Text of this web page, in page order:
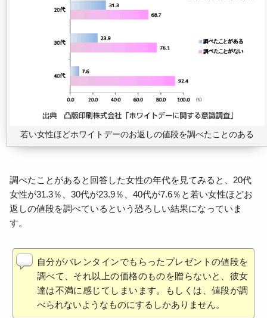
若い女性ほどホワイトデーのお返しの値段を調べたことのある
調べたことがあると回答した女性の年代を見てみると、20代
女性が31.3％、30代が23.9％、40代が7.6％と若い女性ほどお
返しの値段を調べているという恐ろしい結果になっていま
す。
自分がバレンタインでもらったプレゼントの値段を
調べて、それ以上の価格のものを贈らないと、彼女
達は不満に感じてしまいます。もしくは、値段が調
べられないようなものにするしかありません。